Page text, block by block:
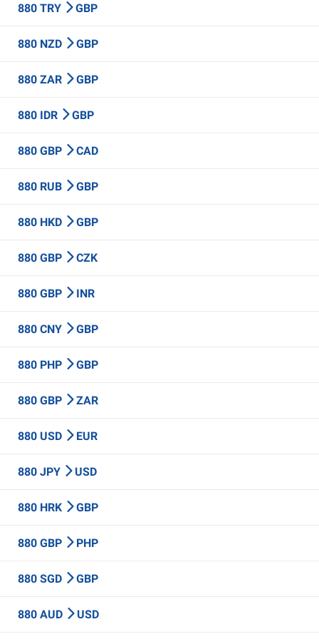
880 TRY GBP
880 NZD GBP
880 ZAR GBP
880 IDR GBP
880 GBP CAD
880 RUB GBP
880 HKD GBP
880 GBP CZK
880 GBP INR
880 CNY GBP
880 PHP GBP
880 GBP ZAR
880 USD EUR
880 JPY USD
880 HRK GBP
880 GBP PHP
880 SGD GBP
880 AUD USD